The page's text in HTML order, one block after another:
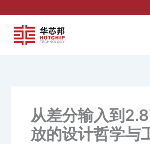
从差分输入到
放的设计哲学与